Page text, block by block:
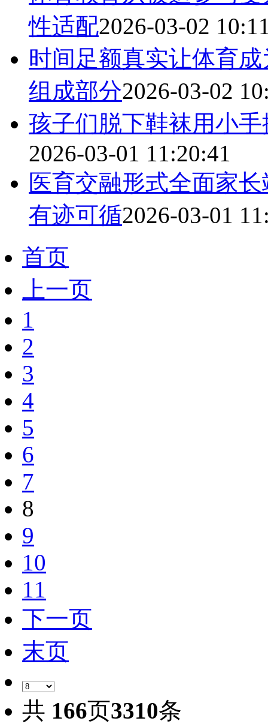
性适配2026-03-02
时间足额真实让体育
组成部分2026-03-02
孩子们脱下鞋袜用小
2026-03-01 11:20:41
医育交融形式全面家
有迹可循2026-03-01
首页
上一页
1
2
3
4
5
6
7
8
9
10
11
下一页
末页
共 166页3310条